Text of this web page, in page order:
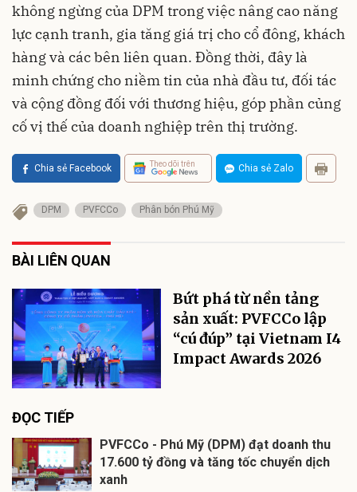
không ngừng của DPM trong việc nâng cao năng
lực cạnh tranh, gia tăng giá trị cho cổ đông, khách
hàng và các bên liên quan. Đồng thời, đây là
minh chứng cho niềm tin của nhà đầu tư, đối tác
và cộng đồng đối với thương hiệu, góp phần củng
cố vị thế của doanh nghiệp trên thị trường.
Chia sẻ Facebook Theo dõi trên Chia sẻ Zalo
DPM PVFCCo Phân bón Phú Mỹ
BÀI LIÊN QUAN
Bứt phá từ nền tảng
sản xuất: PVFCCo lập
“cú đúp” tại Vietnam I4
Impact Awards 2026
ĐỌC TIẾP
PVFCCo - Phú Mỹ (DPM) đạt doanh thu
17.600 tỷ đồng và tăng tốc chuyển dịch
xanh